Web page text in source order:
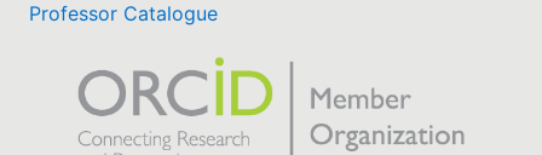
Professor Catalogue